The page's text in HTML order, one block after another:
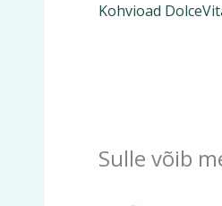
Kohvioad
Sulle võib